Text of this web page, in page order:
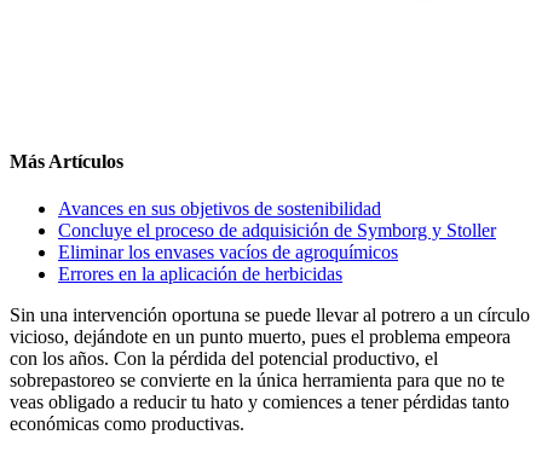
Más Artículos
Avances en sus objetivos de sostenibilidad
Concluye el proceso de adquisición de Symborg y Stoller
Eliminar los envases vacíos de agroquímicos
Errores en la aplicación de herbicidas
Sin una intervención oportuna se puede llevar al potrero a un círculo
vicioso, dejándote en un punto muerto, pues el problema empeora
con los años. Con la pérdida del potencial productivo, el
sobrepastoreo se convierte en la única herramienta para que no te
veas obligado a reducir tu hato y comiences a tener pérdidas tanto
económicas como productivas.